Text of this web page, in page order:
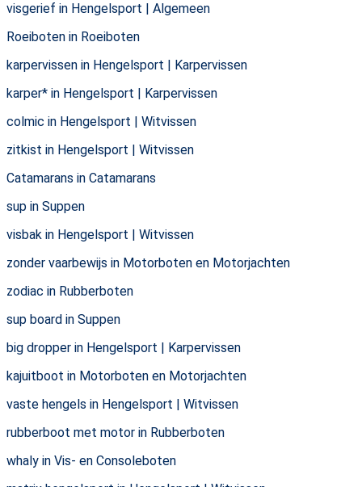
visgerief in Hengelsport | Algemeen
Roeiboten in Roeiboten
karpervissen in Hengelsport | Karpervissen
karper* in Hengelsport | Karpervissen
colmic in Hengelsport | Witvissen
zitkist in Hengelsport | Witvissen
Catamarans in Catamarans
sup in Suppen
visbak in Hengelsport | Witvissen
zonder vaarbewijs in Motorboten en Motorjachten
zodiac in Rubberboten
sup board in Suppen
big dropper in Hengelsport | Karpervissen
kajuitboot in Motorboten en Motorjachten
vaste hengels in Hengelsport | Witvissen
rubberboot met motor in Rubberboten
whaly in Vis- en Consoleboten